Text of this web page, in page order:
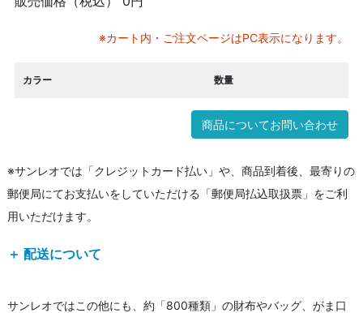
※カート内・ご注文ページはPC表示になります。
カラー 数量
商品についてお問い合わせ
※サンレオでは「クレジットカード払い」や、商品到着後、最寄りの
郵便局にてお支払いをしていただける「郵便局払込取扱票」をご利
用いただけます。
＋ 配送について
サンレオではこの他にも、約「800種類」の財布やバッグ、がま口